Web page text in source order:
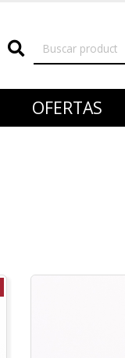
OFERTAS